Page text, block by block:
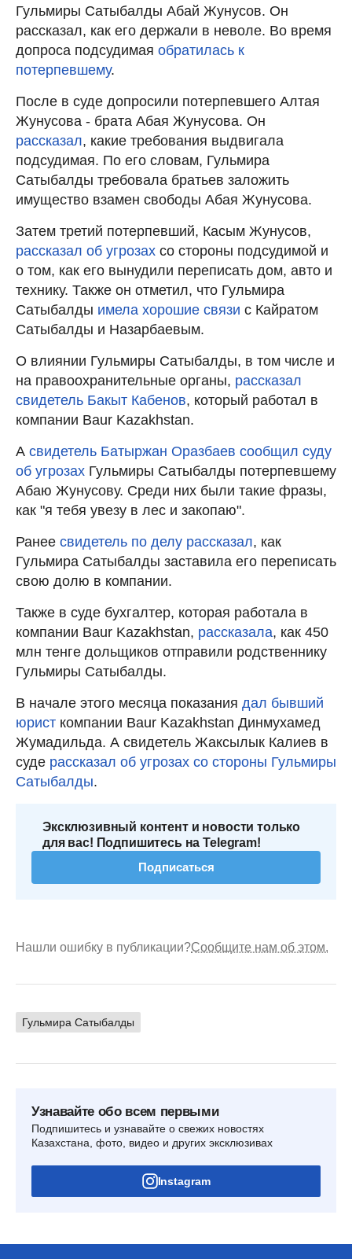
Гульмиры Сатыбалды Абай Жунусов. Он
рассказал, как его держали в неволе. Во время
допроса подсудимая обратилась к
потерпевшему.
После в суде допросили потерпевшего Алтая
Жунусова - брата Абая Жунусова. Он
рассказал, какие требования выдвигала
подсудимая. По его словам, Гульмира
Сатыбалды требовала братьев заложить
имущество взамен свободы Абая Жунусова.
Затем третий потерпевший, Касым Жунусов,
рассказал об угрозах со стороны подсудимой и
о том, как его вынудили переписать дом, авто и
технику. Также он отметил, что Гульмира
Сатыбалды имела хорошие связи с Кайратом
Сатыбалды и Назарбаевым.
О влиянии Гульмиры Сатыбалды, в том числе и
на правоохранительные органы, рассказал
свидетель Бакыт Кабенов, который работал в
компании Baur Kazakhstan.
А свидетель Батыржан Оразбаев сообщил суду
об угрозах Гульмиры Сатыбалды потерпевшему
Абаю Жунусову. Среди них были такие фразы,
как "я тебя увезу в лес и закопаю".
Ранее свидетель по делу рассказал, как
Гульмира Сатыбалды заставила его переписать
свою долю в компании.
Также в суде бухгалтер, которая работала в
компании Baur Kazakhstan, рассказала, как 450
млн тенге дольщиков отправили родственнику
Гульмиры Сатыбалды.
В начале этого месяца показания дал бывший
юрист компании Baur Kazakhstan Динмухамед
Жумадильда. А свидетель Жаксылык Калиев в
суде рассказал об угрозах со стороны Гульмиры
Сатыбалды.
Эксклюзивный контент и новости только
для вас! Подпишитесь на Telegram!
Подписаться
Нашли ошибку в публикации?Сообщите нам об этом.
Гульмира Сатыбалды
Узнавайте обо всем первыми
Подпишитесь и узнавайте о свежих новостях
Казахстана, фото, видео и других эксклюзивах
Instagram